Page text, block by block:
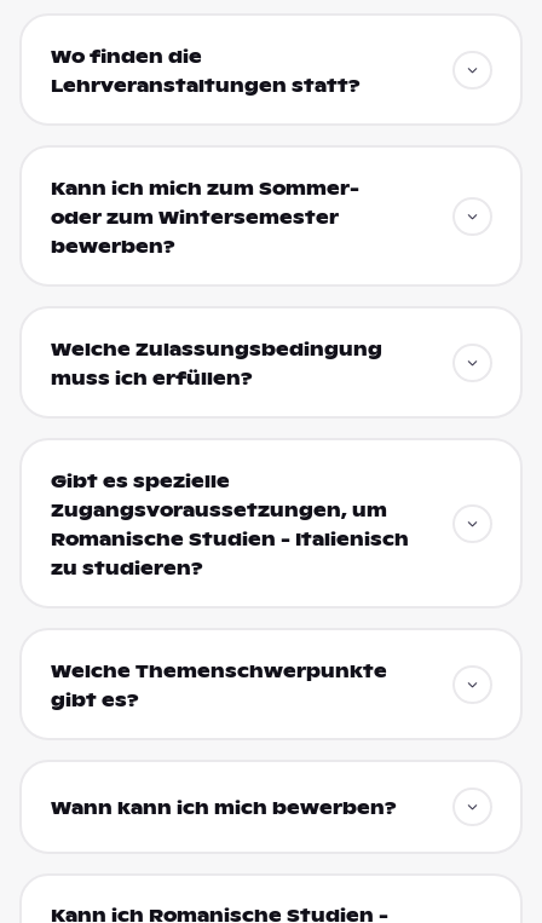
Wo finden die
Lehrveranstaltungen statt?
Kann ich mich zum Sommer-
oder zum Wintersemester
bewerben?
Welche Zulassungsbedingung
muss ich erfüllen?
Gibt es spezielle
Zugangsvoraussetzungen, um
Romanische Studien - Italienisch
zu studieren?
Welche Themenschwerpunkte
gibt es?
Wann kann ich mich bewerben?
Kann ich Romanische Studien -